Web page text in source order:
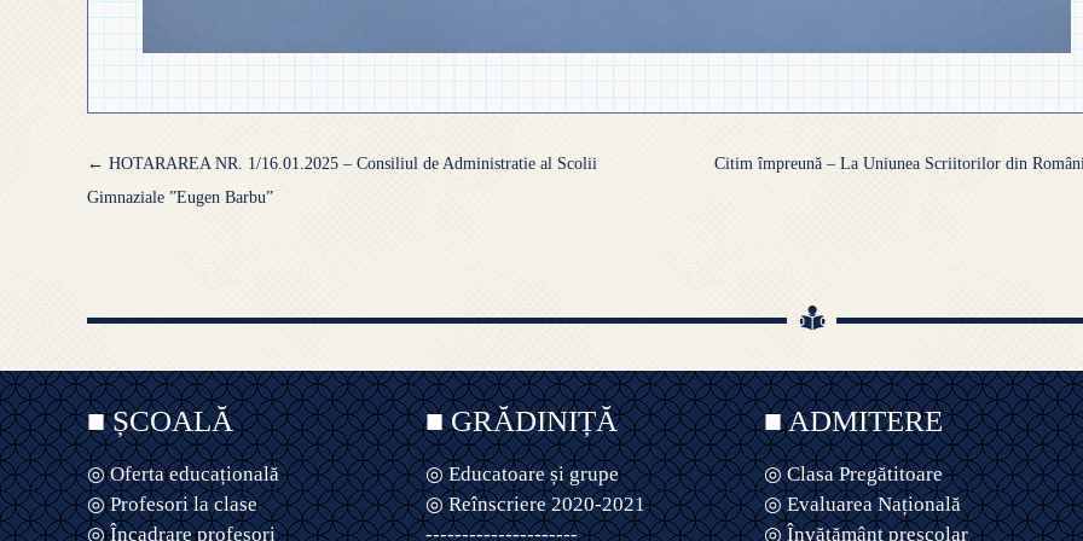
Navigare
articole
← HOTARAREA NR. 1/16.01.2025 – Consiliul de Administratie al Scolii
Gimnaziale ”Eugen Barbu”
Citim împreună – La Uniunea Scriitorilor din
■ ȘCOALĂ
◎ Oferta educațională
◎ Profesori la clase
◎ Încadrare profesori
■ GRĂDINIȚĂ
◎ Educatoare și grupe
◎ Reînscriere 2020-2021
---------------------
■ ADMITERE
◎ Clasa Pregătitoare
◎ Evaluarea Națională
◎ Învățământ preșcolar